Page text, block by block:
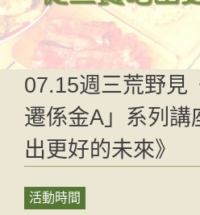
07.15週三荒野見
遷係金A」系列講
出更好的未來》
活動時間